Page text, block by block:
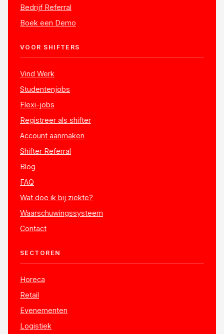
Bedrijf Referral
Boek een Demo
VOOR SHIFTERS
Vind Werk
Studentenjobs
Flexi-jobs
Registreer als shifter
Account aanmaken
Shifter Referral
Blog
FAQ
Wat doe ik bij ziekte?
Waarschuwingssysteem
Contact
SECTOREN
Horeca
Retail
Evenementen
Logistiek